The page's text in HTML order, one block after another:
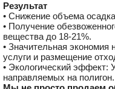
Результат
• Снижение объема
• Получение
вещества до 18-21%.
• Значительная экономия
услуги и размещение
• Экологический эффект:
направляемых на полигон.